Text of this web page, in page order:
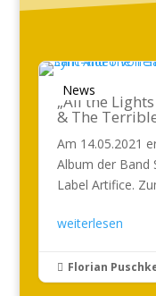
News
„All the
& The
Am 14.05.2021
Album der Band
Label Artifice.
weiterlesen
 Florian